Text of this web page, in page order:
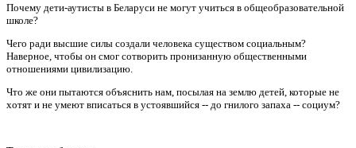
Почему дети-аутисты в Беларуси не могут учиться в общеобразовательной
школе?
Чего ради высшие силы создали человека существом социальным?
Наверное, чтобы он смог сотворить пронизанную общественными
отношениями цивилизацию.
Что же они пытаются объяснить нам, посылая на землю детей, которые не
хотят и не умеют вписаться в устоявшийся -- до гнилого запаха -- социум?